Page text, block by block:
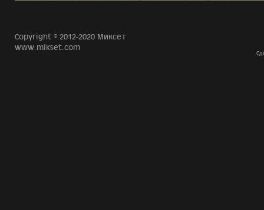
Copyright © 2012-2020 Миксет
www.mikset.com